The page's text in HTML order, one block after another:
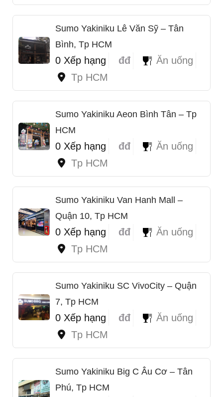
Sumo Yakiniku Lê Văn Sỹ – Tân
Bình, Tp HCM
0 Xếp hạng đđ
Ăn uống
Tp HCM
Sumo Yakiniku Aeon Bình Tân – Tp
HCM
0 Xếp hạng đđ
Ăn uống
Tp HCM
Sumo Yakiniku Van Hanh Mall –
Quận 10, Tp HCM
0 Xếp hạng đđ
Ăn uống
Tp HCM
Sumo Yakiniku SC VivoCity – Quận
7, Tp HCM
0 Xếp hạng đđ
Ăn uống
Tp HCM
Sumo Yakiniku Big C Âu Cơ – Tân
Phú, Tp HCM